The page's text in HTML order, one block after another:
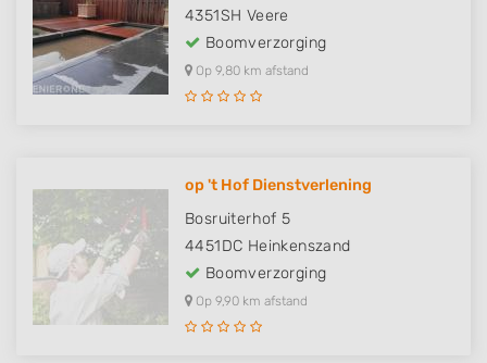
4351SH Veere
Boomverzorging
Op 9,80 km afstand
op 't Hof Dienstverlening
Bosruiterhof 5
4451DC Heinkenszand
Boomverzorging
Op 9,90 km afstand